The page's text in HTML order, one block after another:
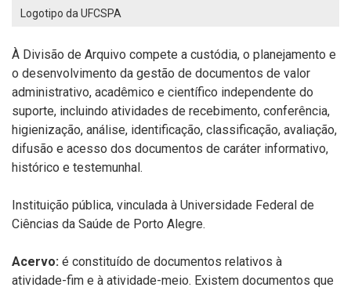
Logotipo da UFCSPA
À Divisão de Arquivo compete a custódia, o planejamento e
o desenvolvimento da gestão de documentos de valor
administrativo, acadêmico e científico independente do
suporte, incluindo atividades de recebimento, conferência,
higienização, análise, identificação, classificação, avaliação,
difusão e acesso dos documentos de caráter informativo,
histórico e testemunhal.
Instituição pública, vinculada à Universidade Federal de
Ciências da Saúde de Porto Alegre.
Acervo: é constituído de documentos relativos à
atividade-fim e à atividade-meio. Existem documentos que